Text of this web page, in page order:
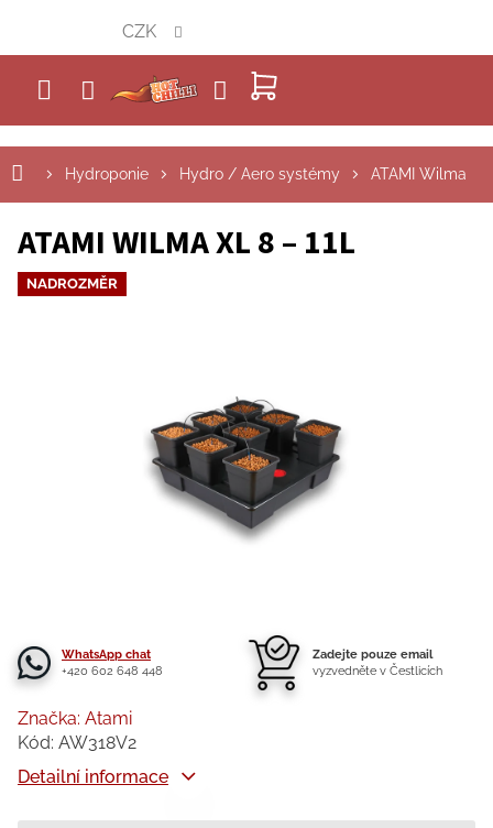
obsah
NÁKUPNÍ
KOŠÍK
CZK
Hydroponie Hydro / Aero systémy ATAMI Wilma
ATAMI WILMA XL 8 – 11L
NADROZMĚR
WhatsApp chat
+420 602 648 448
Zadejte pouze email
vyzvedněte v Čestlicích
Detailní informace
Značka: Atami
Kód: AW318V2